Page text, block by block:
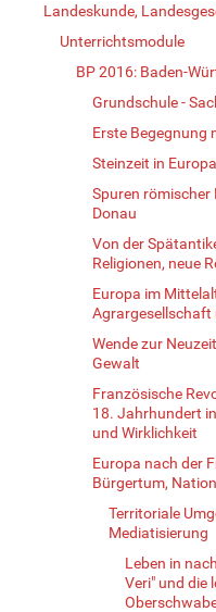
Landeskunde,
Unterrichtsmodule
BP 2016: Baden-
Grundschule -
Erste Begegnung
Steinzeit in
Spuren römischer
Donau
Von der
Religionen, neue
Europa im
Agrargesellschaft
Wende zur
Gewalt
Französische
18. Jahrhundert
und Wirklichkeit
Europa nach der
Bürgertum,
Territoriale
Mediatisierung
Leben in
Veri" und die